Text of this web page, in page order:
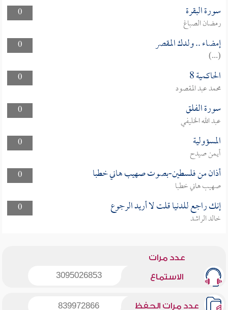
0
سورة البقرة
رمضان الصباغ
0
إمضاء .. ولدك المقصر
(...)
0
الحاكمية 8
محمد عبد المقصود
0
سورة الفلق
عبد الله الخليفي
0
المسؤولية
أيمن صيدح
0
أذان من فلسطين-بصوت صهيب هاني خطبا
صهيب هاني خطبا
0
إنك راجع للدنيا قلت لا أريد الرجوع
خالد الراشد
عدد مرات
الاستماع 3095026853
عدد مرات الحفظ 839972866